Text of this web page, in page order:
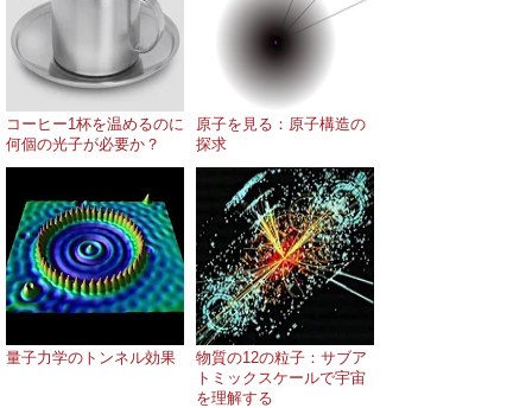
コーヒー1杯を温めるのに
何個の光子が必要か？
原子を見る：原子構造の
探求
量子力学のトンネル効果
物質の12の粒子：サブア
トミックスケールで宇宙
を理解する